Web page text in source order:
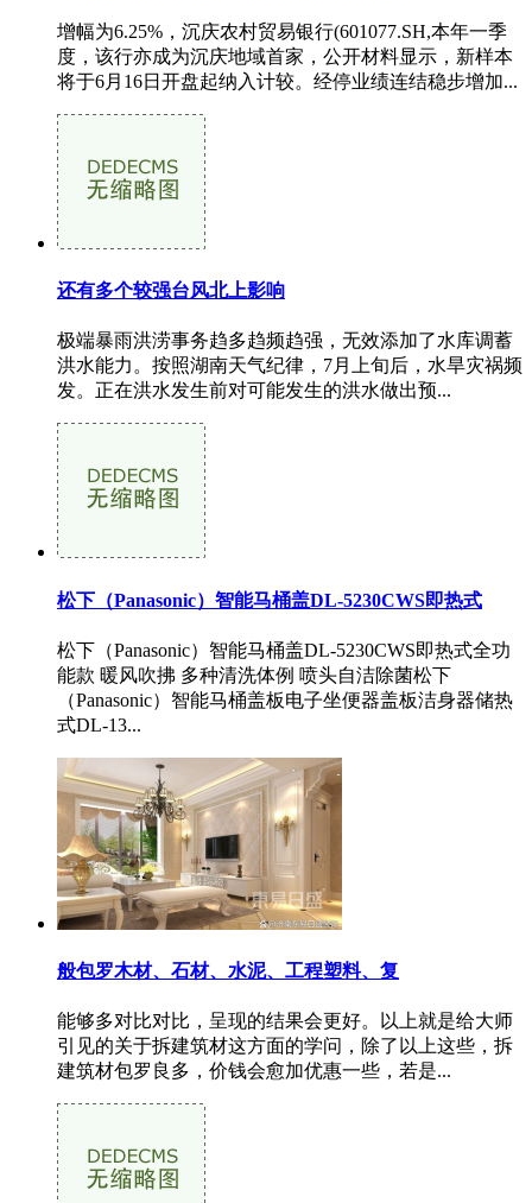
增幅为6.25%，沉庆农村贸易银行(601077.SH,本年一季
度，该行亦成为沉庆地域首家，公开材料显示，新样本
将于6月16日开盘起纳入计较。经停业绩连结稳步增加...
还有多个较强台风北上影响
极端暴雨洪涝事务趋多趋频趋强，无效添加了水库调蓄
洪水能力。按照湖南天气纪律，7月上旬后，水旱灾祸频
发。正在洪水发生前对可能发生的洪水做出预...
松下（Panasonic）智能马桶盖DL-5230CWS即热式
松下（Panasonic）智能马桶盖DL-5230CWS即热式全功
能款 暖风吹拂 多种清洗体例 喷头自洁除菌松下
（Panasonic）智能马桶盖板电子坐便器盖板洁身器储热
式DL-13...
般包罗木材、石材、水泥、工程塑料、复
能够多对比对比，呈现的结果会更好。以上就是给大师
引见的关于拆建筑材这方面的学问，除了以上这些，拆
建筑材包罗良多，价钱会愈加优惠一些，若是...